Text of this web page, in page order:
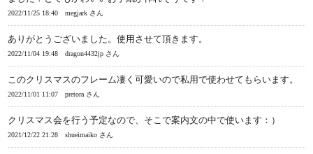
2022/11/25 18:40 megjark さん
ありがとうございました。使用させて頂きます。
2022/11/04 19:48 dragon4432jp さん
このクリスマスのフレーム凄く可愛いので私用で使わせてもらいます。
2022/11/01 11:07 pretora さん
クリスマス会を行う予定なので、そこで案内文の中で使います：）
2021/12/22 21:28 shueimaiko さん